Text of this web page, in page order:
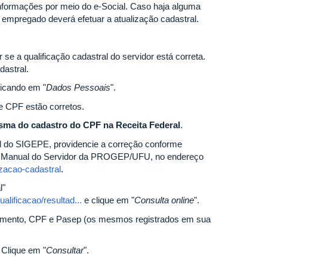
por meio do e-Social. Caso haja alguma
deverá efetuar a atualização cadastral.
a qualificação cadastral do servidor está correta.
em "Dados Pessoais".
CPF estão corretos.
do cadastro do CPF na Receita Federal.
SIGEPE, providencie a correção conforme
do Servidor da PROGEP/UFU, no endereço
cadastral.
resultad... e clique em "Consulta online".
CPF e Pasep (os mesmos registrados em sua
em "Consultar".